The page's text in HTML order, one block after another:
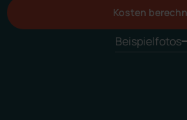
Kosten
Beispielfotos